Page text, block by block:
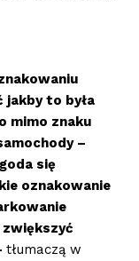
jakby to była
mimo znaku
–
się
oznakowanie
zwiększyć
tłumaczą w